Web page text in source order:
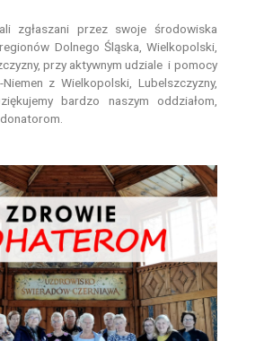
zgłaszani przez swoje środowiska
Dolnego Śląska, Wielkopolski,
przy aktywnym udziale i pomocy
z Wielkopolski, Lubelszczyzny,
bardzo naszym oddziałom,